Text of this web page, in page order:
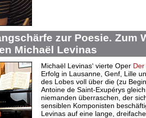
zur Poesie. Zum
Michaël Levinas
Michaël Levinas‘ vierte Oper
Erfolg in Lausanne, Genf, Lille
des Lobes voll über die (zu
Antoine de Saint-Exupérys
niemanden überraschen, der
sensiblen Komponisten
Levinas auf eine lange,